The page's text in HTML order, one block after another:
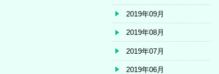
2019年09月
2019年08月
2019年07月
2019年06月